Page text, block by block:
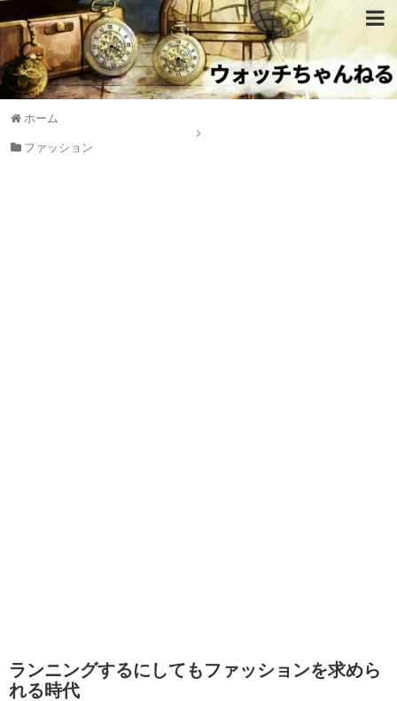
ホーム
ファッション
ランニングするにしてもファッションを求めら
れる時代